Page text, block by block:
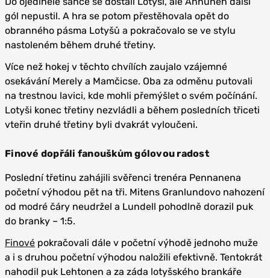
gól nepustil. A hra se potom přestěhovala opět do
obranného pásma Lotyšů a pokračovalo se ve stylu
nastoleném během druhé třetiny.
Více než hokej v těchto chvílích zaujalo vzájemné
osekávání Merely a Mamčicse. Oba za odměnu putovali
na trestnou lavici, kde mohli přemýšlet o svém počínání.
Lotyši konec třetiny nezvládli a během posledních třiceti
vteřin druhé třetiny byli dvakrát vyloučeni.
Finové dopřáli fanouškům gólovou radost
Poslední třetinu zahájili svěřenci trenéra Pennanena
početní výhodou pět na tři. Mitens Granlundovo nahození
od modré čáry neudržel a Lundell pohodlně dorazil puk
do branky – 1:5.
Finové pokračovali dále v početní výhodě jednoho muže
a i s druhou početní výhodou naložili efektivně. Tentokrát
nahodil puk Lehtonen a za záda lotyšského brankáře